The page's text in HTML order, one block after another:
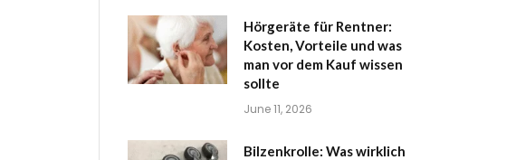
Hörgeräte für Rentner:
Kosten, Vorteile und was
man vor dem Kauf wissen
sollte
June 11, 2026
Bilzenkrolle: Was wirklich